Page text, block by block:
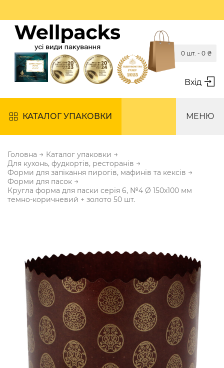
Вхід
0 шт. - 0 ₴
КАТАЛОГ УПАКОВКИ МЕНЮ
Головна → Каталог упаковки →
Для кухонь, фудкортів, ресторанів →
Форми для запікання пирогів, мафинів та кексів →
Форми для пасок →
Кругла форма для паски серія 6, №4 Ø 150х100 мм
темно-коричневий + золото 50 шт.